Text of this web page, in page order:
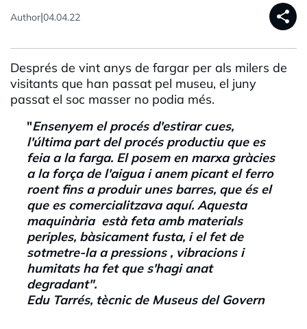
Author|04.04.22 share
Després de vint anys de fargar per als milers de
visitants que han passat pel museu, el juny
passat el soc masser no podia més.
"Ensenyem el procés d'estirar cues,
l'última part del procés productiu que es
feia a la farga. El posem en marxa gràcies
a la força de l'aigua i anem picant el ferro
roent fins a produir unes barres, que és el
que es comercialitzava aquí. Aquesta
maquinària està feta amb materials
periples, bàsicament fusta, i el fet de
sotmetre-la a pressions , vibracions i
humitats ha fet que s'hagi anat
degradant".
EduTarrés, tècnic de Museus del Govern